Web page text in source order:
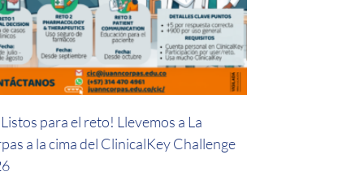
para el reto! Llevemos a La
a la cima del ClinicalKey Challenge